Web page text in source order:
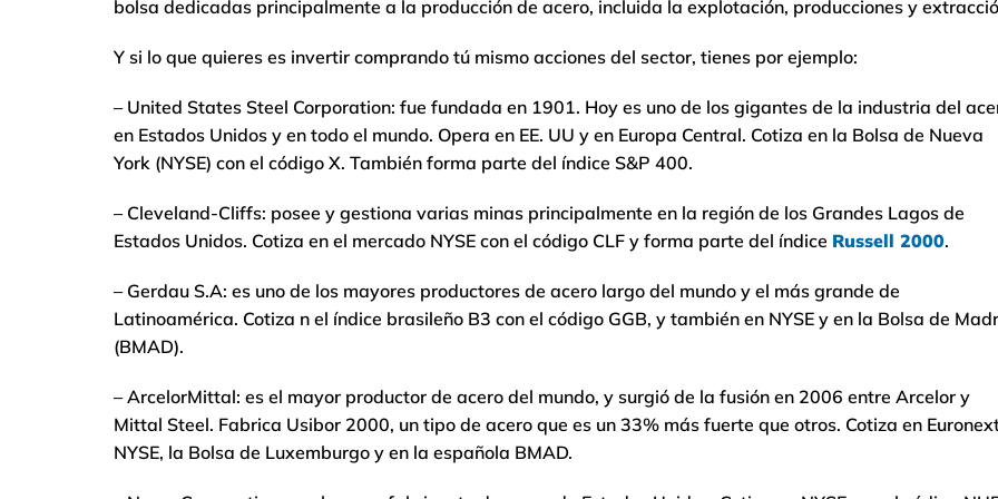
bolsa dedicadas principalmente a la producción de acero, incluida la explotación, producciones y
Y si lo que quieres es invertir comprando tú mismo acciones del sector, tienes por ejemplo:
– United States Steel Corporation: fue fundada en 1901. Hoy es uno de los gigantes de la industria del
en Estados Unidos y en todo el mundo. Opera en EE. UU y en Europa Central. Cotiza en la Bolsa de Nueva
York (NYSE) con el código X. También forma parte del índice S&P 400.
– Cleveland-Cliffs: posee y gestiona varias minas principalmente en la región de los Grandes Lagos de
Estados Unidos. Cotiza en el mercado NYSE con el código CLF y forma parte del índice Russell 2000.
– Gerdau S.A: es uno de los mayores productores de acero largo del mundo y el más grande de
Latinoamérica. Cotiza n el índice brasileño B3 con el código GGB, y también en NYSE y en la Bolsa de
(BMAD).
– ArcelorMittal: es el mayor productor de acero del mundo, y surgió de la fusión en 2006 entre Arcelor y
Mittal Steel. Fabrica Usibor 2000, un tipo de acero que es un 33% más fuerte que otros. Cotiza en
NYSE, la Bolsa de Luxemburgo y en la española BMAD.